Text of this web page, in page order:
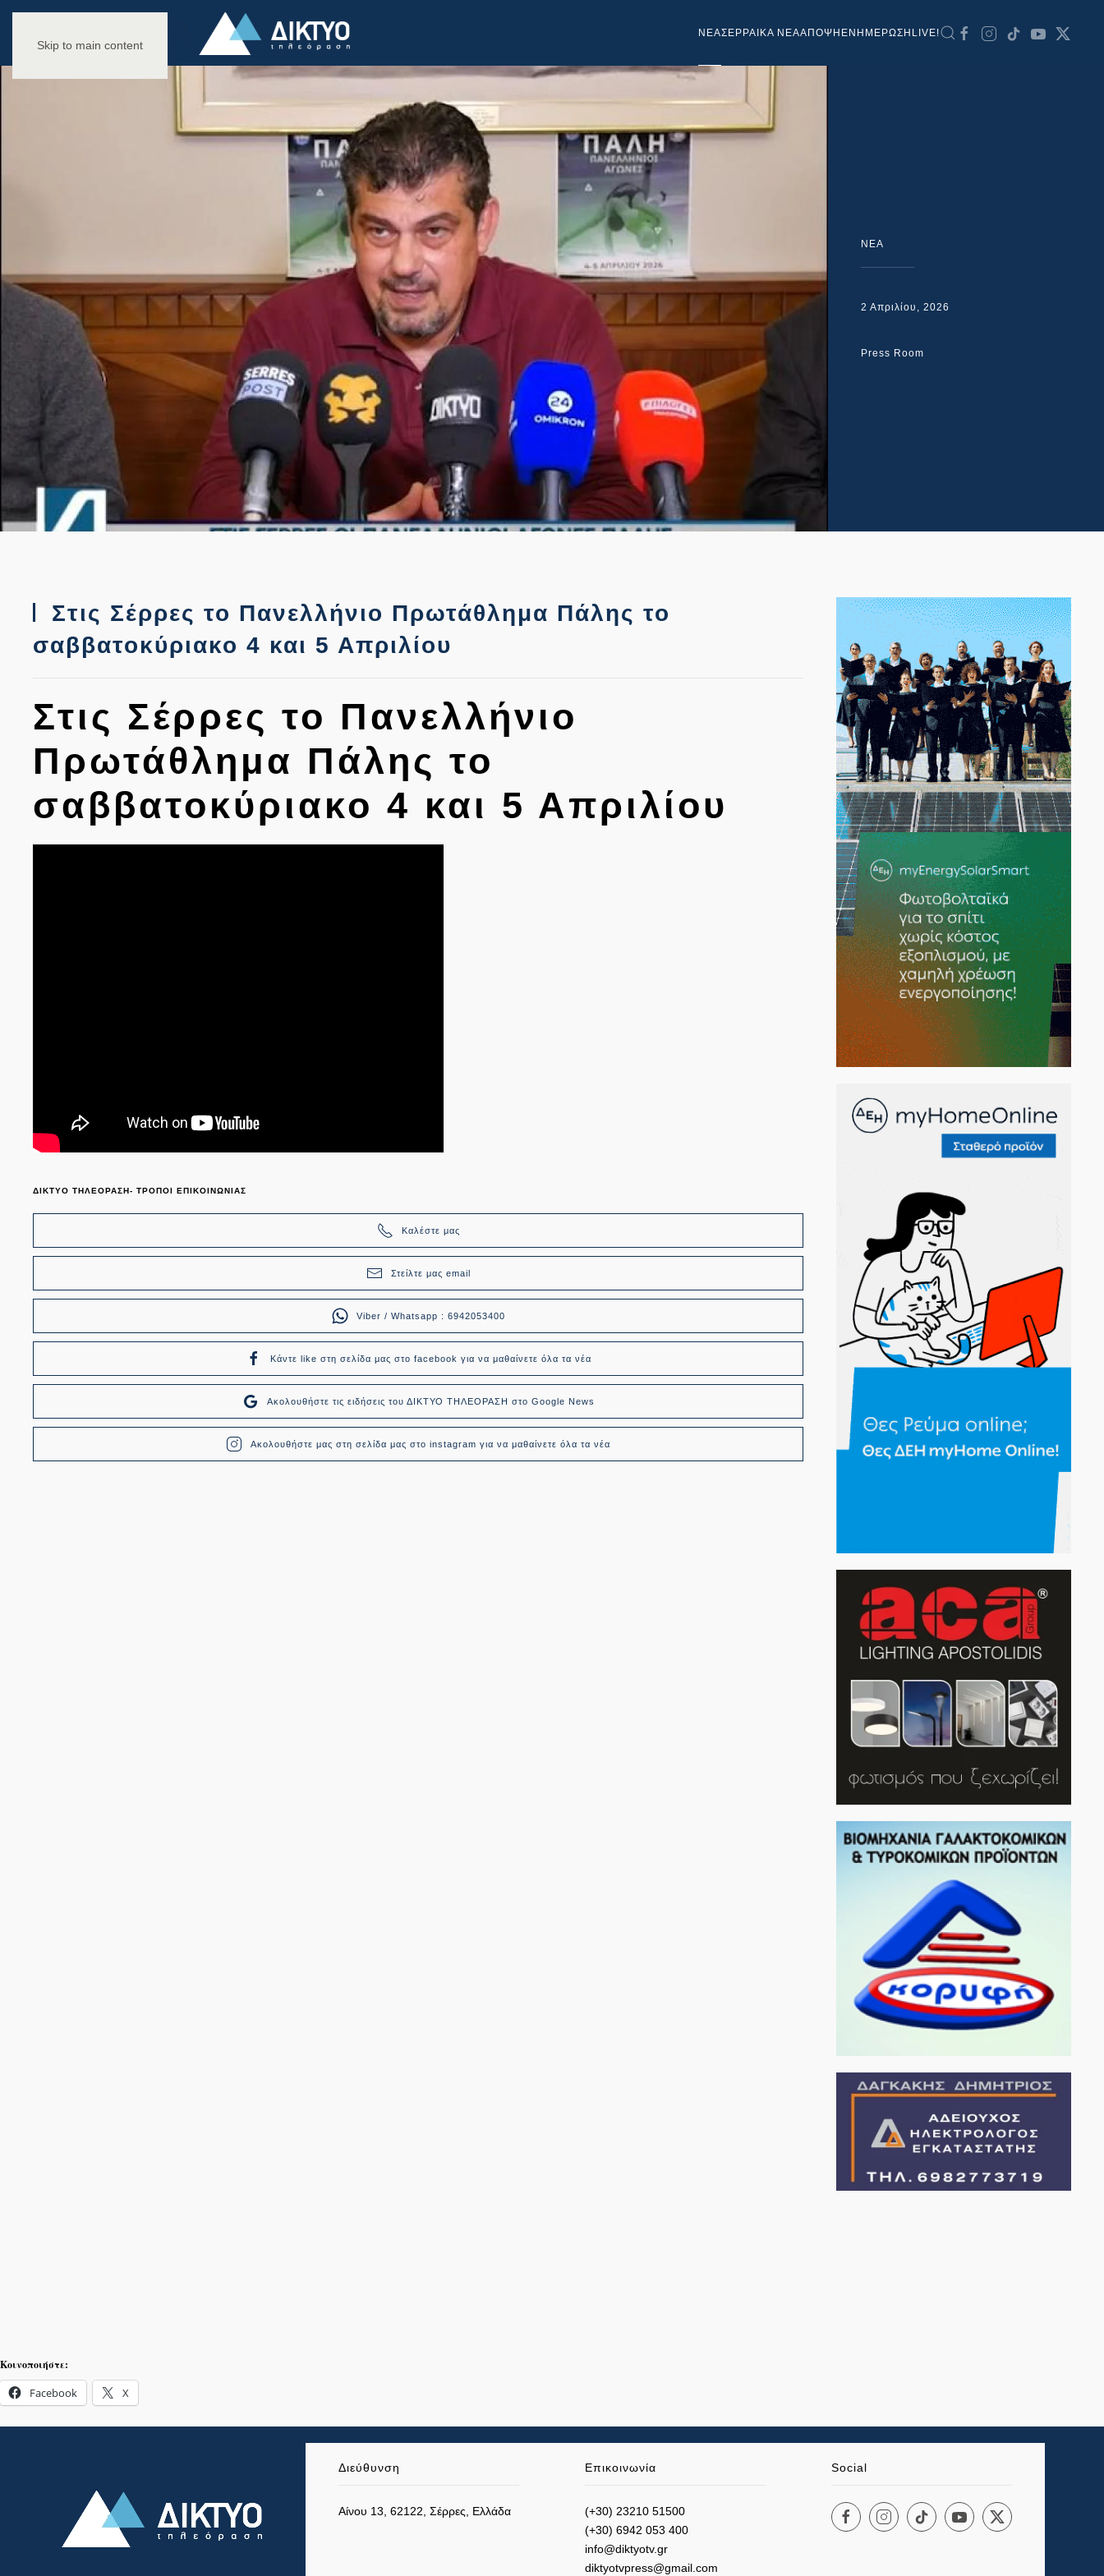
Skip to main content
NEAΣΕΡΡΑΙΚΑ ΝΕΑΑΠΟΨΗ ΕΝΗΜΕΡΩΣΗ LIVE!
NEA
2 Απριλίου, 2026
Press Room
Στις Σέρρες το Πανελλήνιο Πρωτάθλημα Πάλης το
σαββατοκύριακο 4 και 5 Απριλίου
Στις Σέρρες το Πανελλήνιο
Πρωτάθλημα Πάλης το
σαββατοκύριακο 4 και 5 Απριλίου
ΔΙΚΤΥΟ ΤΗΛΕΟΡΑΣΗ- ΤΡΟΠΟΙ ΕΠΙΚΟΙΝΩΝΙΑΣ
Καλέστε μας
Στείλτε μας email
Viber / Whatsapp : 6942053400
Κάντε like στη σελίδα μας στο facebook για να μαθαίνετε όλα τα νέα
Ακολουθήστε τις ειδήσεις του ΔΙΚΤΥΟ ΤΗΛΕΟΡΑΣΗ στο Google News
Ακολουθήστε μας στη σελίδα μας στο instagram για να μαθαίνετε όλα τα νέα
Κοινοποιήστε:
Facebook X
Διεύθυνση
Αίνου 13, 62122, Σέρρες, Ελλάδα
Επικοινωνία
(+30) 23210 51500
(+30) 6942 053 400
info@diktyotv.gr
diktyotvpress@gmail.com
Social